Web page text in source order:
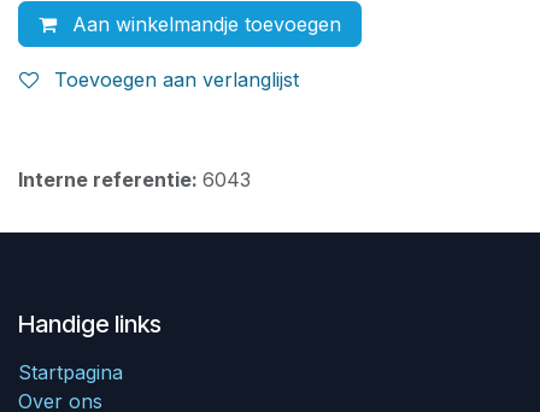
Aan winkelmandje toevoegen
Toevoegen aan verlanglijst
Interne referentie: 6043
Handige links
Startpagina
Over ons